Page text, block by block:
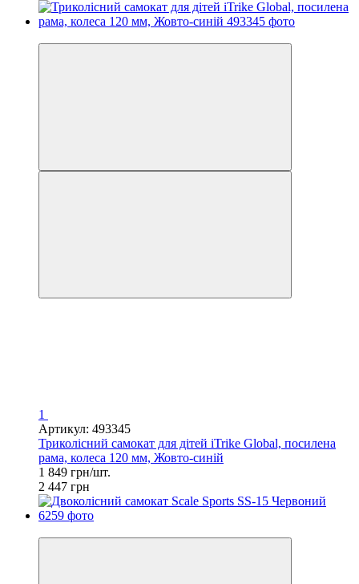
1
Артикул: 493345
Триколісний самокат для дітей iTrike Global, посилена
рама, колеса 120 мм, Жовто-синій
1 849 грн/шт.
2 447 грн